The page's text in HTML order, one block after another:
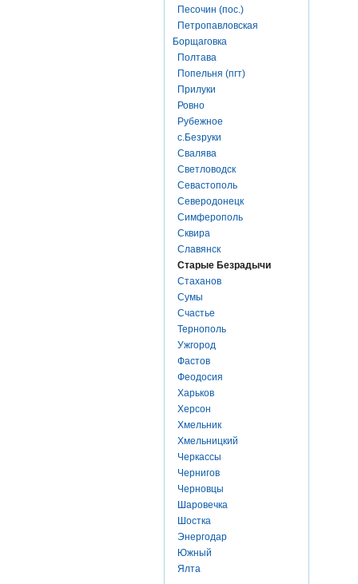
Песочин (пос.)
Петропавловская
Борщаговка
Полтава
Попельня (пгт)
Прилуки
Ровно
Рубежное
с.Безруки
Свалява
Светловодск
Севастополь
Северодонецк
Симферополь
Сквира
Славянск
Старые Безрадычи
Стаханов
Сумы
Счастье
Тернополь
Ужгород
Фастов
Феодосия
Харьков
Херсон
Хмельник
Хмельницкий
Черкассы
Чернигов
Черновцы
Шаровечка
Шостка
Энергодар
Южный
Ялта